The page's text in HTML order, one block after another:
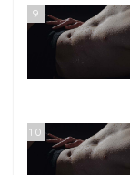
9
10